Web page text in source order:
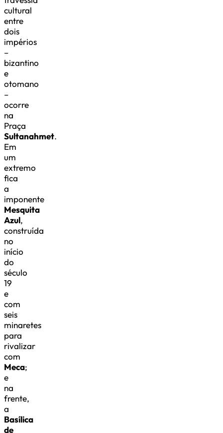
cultural
entre
dois
impérios
–
bizantino
e
otomano
–
ocorre
na
Praça
Sultanahmet.
Em
um
extremo
fica
a
imponente
Mesquita
Azul,
construída
no
início
do
século
19
e
com
seis
minaretes
para
rivalizar
com
Meca;
e
na
frente,
a
Basílica
de